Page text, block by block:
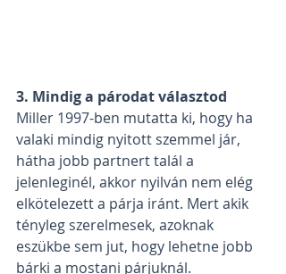
3. Mindig a párodat választod
Miller 1997-ben mutatta ki, hogy ha
valaki mindig nyitott szemmel jár,
hátha jobb partnert talál a
jelenleginél, akkor nyilván nem elég
elkötelezett a párja iránt. Mert akik
tényleg szerelmesek, azoknak
eszükbe sem jut, hogy lehetne jobb
bárki a mostani párjuknál.